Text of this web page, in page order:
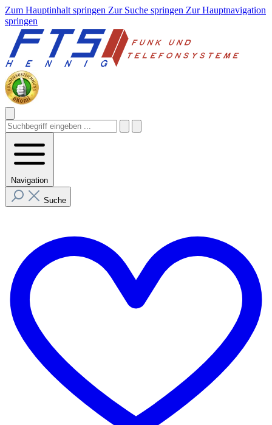
Zum Hauptinhalt springen Zur Suche springen Zur Hauptnavigation
springen
Navigation
Suche